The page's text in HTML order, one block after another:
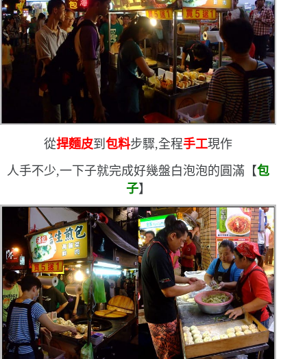
從捍麵皮到包料步驟,全程手工現作
人手不少,一下子就完成好幾盤白泡泡的圓滿【包
子】